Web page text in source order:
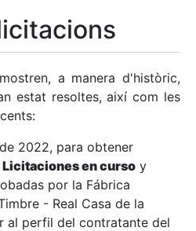
a manera d'històric,
estat resoltes, així com les
2022, para obtener
Licitaciones en curso y
por la Fábrica
- Real Casa de la
al perfil del contratante del